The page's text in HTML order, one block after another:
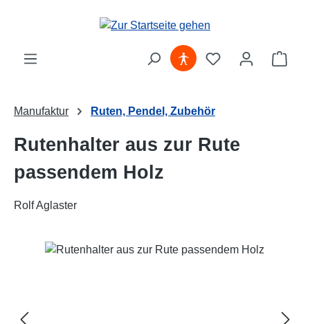
Zum Hauptinhalt springen
Manufaktur Ruten, Pendel, Zubehör
Rutenhalter aus zur Rute
passendem Holz
Rolf Aglaster